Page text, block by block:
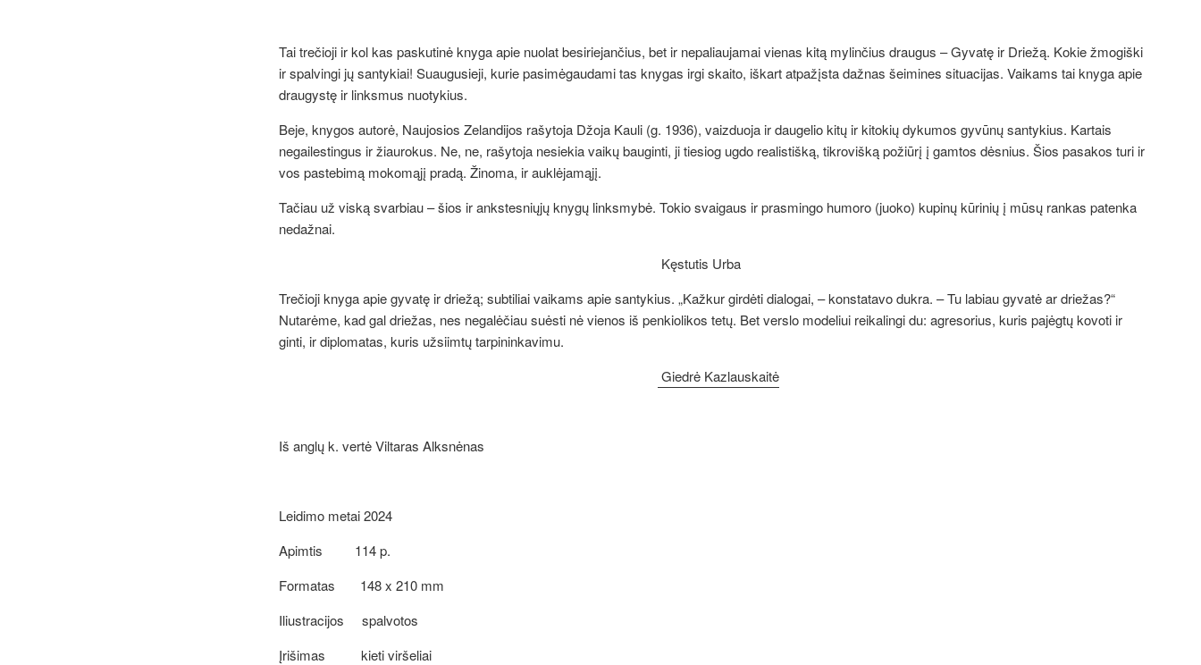
Tai trečioji ir kol kas paskutinė knyga apie nuolat besiriejančius, bet ir nepaliaujamai vienas kitą mylinčius draugus – Gyvatę ir Driežą. Kokie žmogiški
ir spalvingi jų santykiai! Suaugusieji, kurie pasimėgaudami tas knygas irgi skaito, iškart atpažįsta dažnas šeimines situacijas. Vaikams tai knyga apie
draugystę ir linksmus nuotykius.
Beje, knygos autorė, Naujosios Zelandijos rašytoja Džoja Kauli (g. 1936), vaizduoja ir daugelio kitų ir kitokių dykumos gyvūnų santykius. Kartais
negailestingus ir žiaurokus. Ne, ne, rašytoja nesiekia vaikų bauginti, ji tiesiog ugdo realistišką, tikrovišką požiūrį į gamtos dėsnius. Šios pasakos turi ir
vos pastebimą mokomąjį pradą. Žinoma, ir auklėjamąjį.
Tačiau už viską svarbiau – šios ir ankstesniųjų knygų linksmybė. Tokio svaigaus ir prasmingo humoro (juoko) kupinų kūrinių į mūsų rankas patenka
nedažnai.
Kęstutis Urba
Trečioji knyga apie gyvatę ir driežą; subtiliai vaikams apie santykius. „Kažkur girdėti dialogai, – konstatavo dukra. – Tu labiau gyvatė ar driežas?“
Nutarėme, kad gal driežas, nes negalėčiau suėsti nė vienos iš penkiolikos tetų. Bet verslo modeliui reikalingi du: agresorius, kuris pajėgtų kovoti ir
ginti, ir diplomatas, kuris užsiimtų tarpininkavimu.
Giedrė Kazlauskaitė
Iš anglų k. vertė Viltaras Alksnėnas
Leidimo metai 2024
Apimtis 114 p.
Formatas 148 x 210 mm
Iliustracijos spalvotos
Įrišimas kieti viršeliai